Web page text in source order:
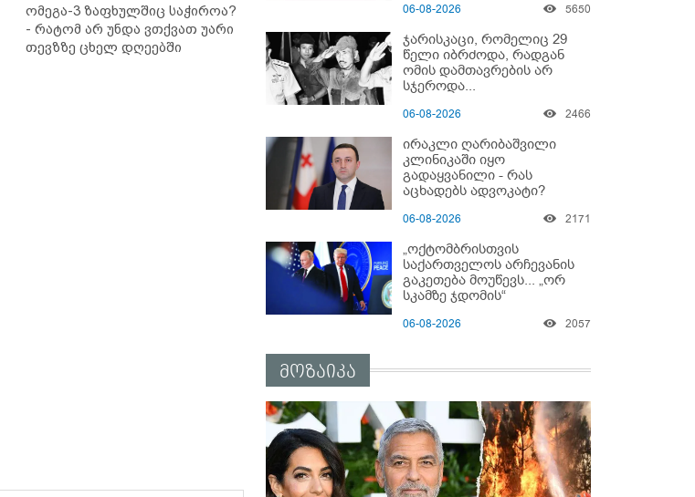
ომეგა-3 ზაფხულშიც საჭიროა?
- რატომ არ უნდა ვთქვათ უარი
თევზზე ცხელ დღეებში
გოგონას გარდაცვალების
06-08-2026 5650
ჯარისკაცი, რომელიც 29
წელი იბრძოდა, რადგან
ომის დამთავრების არ
სჯეროდა...
06-08-2026 2466
ირაკლი ღარიბაშვილი
კლინიკაში იყო
გადაყვანილი - რას
აცხადებს ადვოკატი?
06-08-2026 2171
„ოქტომბრისთვის
საქართველოს არჩევანის
გაკეთება მოუწევს... „ორ
სკამზე ჯდომის“
დასრულდეს“ - მირიან
06-08-2026 2057
მოზაიკა